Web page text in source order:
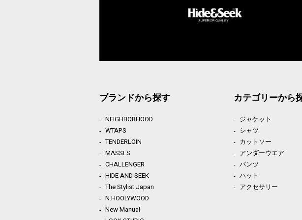
ブランドから探す
NEIGHBORHOOD
WTAPS
TENDERLOIN
MASSES
CHALLENGER
HIDE AND SEEK
The Stylist Japan
N.HOOLYWOOD
New Manual
カテゴリーから
ジャケット
シャツ
カットソー
アンダーウエア
パンツ
ハット
アクセサリー